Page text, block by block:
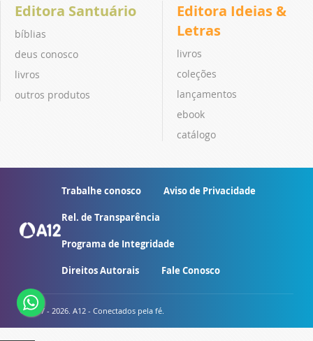
Editora Santuário
bíblias
deus conosco
livros
outros produtos
Editora Ideias &
Letras
livros
coleções
lançamentos
ebook
catálogo
Trabalhe conosco Aviso de Privacidade
Rel. de Transparência
Programa de Integridade
Direitos Autorais Fale Conosco
© 2007 - 2026. A12 - Conectados pela fé.